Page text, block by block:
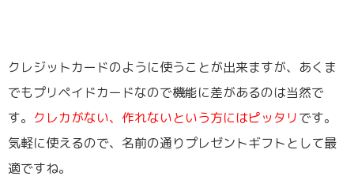
クレジットカードのように使うことが出来ますが、あくま
でもプリペイドカードなので機能に差があるのは当然で
す。 クレカがない、作れないという方にはピッタリです。
気軽に使えるので、名前の通りプレゼントギフトとして最
適ですね。